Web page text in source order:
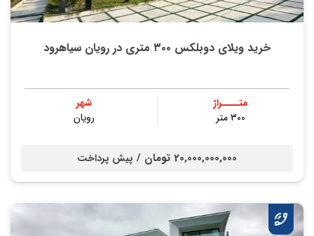
خرید ویلای دوبلکس ۳۰۰ متری در رویان سیاهرود
متــــراژ
۳۰۰ متر
شهر
رویان
20,000,000,000 تومان / پیش پرداخت